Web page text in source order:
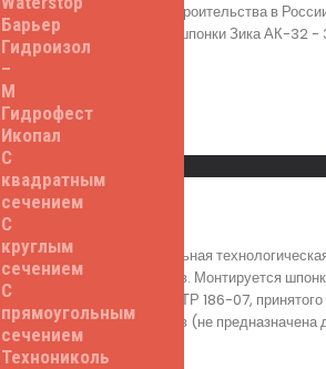
Барьер
Гидроизол
–
М
Гидрофест
Икопал
С
квадратным
сечением
С
круглым
сечением
С
прямоугольным
сечением
Технониколь
всеми институтами строительства в
Общая ширина гидрошпонки Зика АК-32 -
720₽
Read More
Зика V-20 - строительная
технологических швов. Монтируется
в последней редакии ТР 186-07,
технологических швов (не
500₽